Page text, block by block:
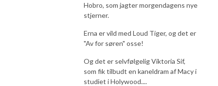
Hobro, som jagter morgendagens nye
stjerner.
Erna er vild med Loud Tiger, og det er
"Av for søren" osse!
Og det er selvfølgelig Viktoria Sif,
som fik tilbudt en kaneldram af Macy i
studiet i Holywood....